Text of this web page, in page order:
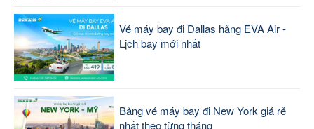
Vé máy bay đi Dallas hãng EVA Air -
Lịch bay mới nhất
Bảng vé máy bay đi New York giá rẻ
nhất theo từng tháng